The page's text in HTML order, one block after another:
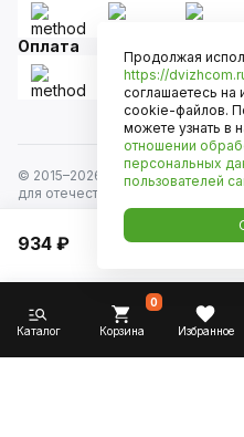
934 ₽
Оплата
© 2015–2026
Движком — сеть
для отечественных
носит исключительно
публичной офертой,
ст. 437 Гражданского кодекса
Каталог Корзина
0
Избранное
Продолжая
https://
соглашаетесь на
cookie-файлов.
можете узнать в
отношении
персональных
пользователей